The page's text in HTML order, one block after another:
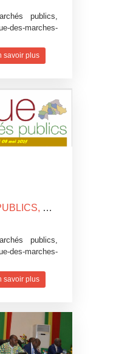
publics,
des-marches-
savoir plus
REVUE DES MARCHES PUBLICS, N°4135
publics,
des-marches-
savoir plus